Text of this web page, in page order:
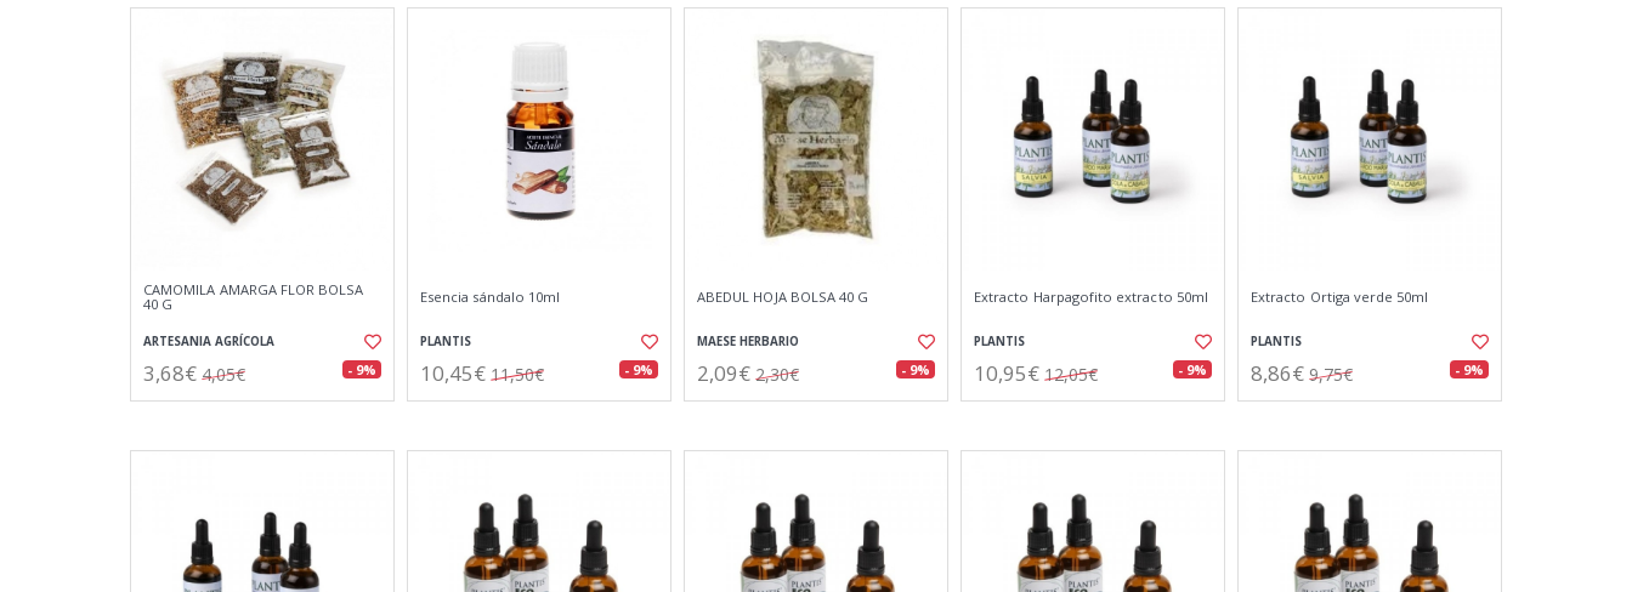
CAMOMILA AMARGA FLOR BOLSA
40 G
ARTESANIA AGRÍCOLA
3,68€ 4,05€ - 9%
Esencia sándalo 10ml
PLANTIS
10,45€ 11,50€ - 9%
ABEDUL HOJA BOLSA 40 G
MAESE HERBARIO
2,09€ 2,30€ - 9%
Extracto Harpagofito extracto 50ml
PLANTIS
10,95€ 12,05€ - 9%
Extracto Ortiga verde 50ml
PLANTIS
8,86€ 9,75€ - 9%